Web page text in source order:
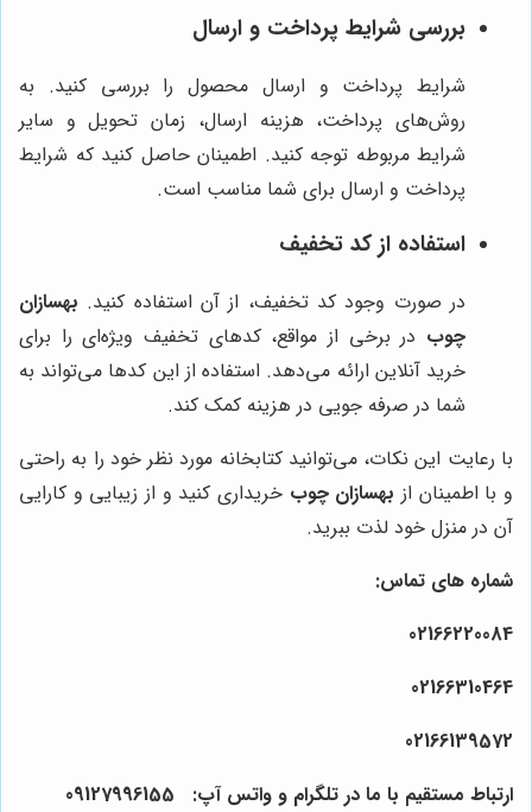
بررسی شرایط پرداخت و ارسال
شرایط پرداخت و ارسال محصول را بررسی کنید. به
روش‌های پرداخت، هزینه ارسال، زمان تحویل و سایر
شرایط مربوطه توجه کنید. اطمینان حاصل کنید که شرایط
پرداخت و ارسال برای شما مناسب است.
استفاده از کد تخفیف
در صورت وجود کد تخفیف، از آن استفاده کنید. بهسازان
چوب در برخی از مواقع، کدهای تخفیف ویژه‌ای را برای
خرید آنلاین ارائه می‌دهد. استفاده از این کدها می‌تواند به
شما در صرفه جویی در هزینه کمک کند.
با رعایت این نکات، می‌توانید کتابخانه مورد نظر خود را به راحتی
و با اطمینان از بهسازان چوب خریداری کنید و از زیبایی و کارایی
آن در منزل خود لذت ببرید.
شماره های تماس:
02166220084
02166310464
02166139572
ارتباط مستقیم با ما در تلگرام و واتس آپ: 0912
7996155